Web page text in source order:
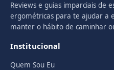
Reviews e guias imparciais de
ergométricas para te ajudar a
manter o hábito de caminhar
Institucional
Quem Sou Eu